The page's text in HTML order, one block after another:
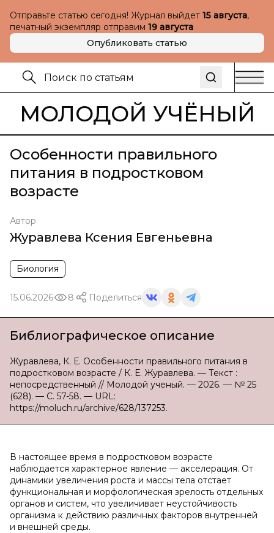
Отправьте статью сегодня! Журнал выйдет 15 августа,
печатный экземпляр отправим 19 августа
Опубликовать статью
МОЛОДОЙ УЧЁНЫЙ
Особенности правильного
питания в подростковом
возрасте
Автор
Журавлева Ксения Евгеньевна
Биология
15.06.2026 8 Поделиться
Библиографическое описание
Журавлева, К. Е. Особенности правильного питания в
подростковом возрасте / К. Е. Журавлева. — Текст :
непосредственный // Молодой ученый. — 2026. — № 25
(628). — С. 57-58. — URL:
https://moluch.ru/archive/628/137253.
В настоящее время в подростковом возрасте
наблюдается характерное явление — акселерация. От
динамики увеличения роста и массы тела отстает
функциональная и морфологическая зрелость отдельных
органов и систем, что увеличивает неустойчивость
организма к действию различных факторов внутренней
и внешней среды.